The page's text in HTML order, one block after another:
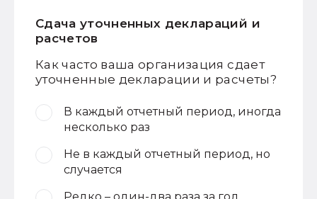
Сдача уточненных деклараций и
расчетов
Как часто ваша организация сдает
уточненные декларации и расчеты?
В каждый отчетный период, иногда
несколько раз
Не в каждый отчетный период, но
случается